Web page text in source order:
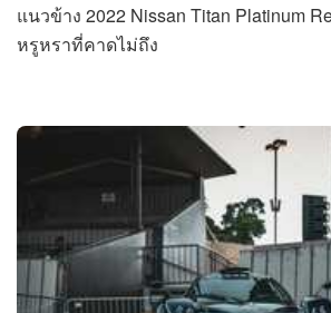
แนวข้าง 2022 Nissan Titan Platinum
หรูหราที่คาดไม่ถึง